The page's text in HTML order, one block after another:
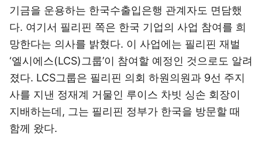
기금을 운용하는 한국수출입은행 관계자도 면담했
다. 여기서 필리핀 쪽은 한국 기업의 사업 참여를 희
망한다는 의사를 밝혔다. 이 사업에는 필리핀 재벌
‘엘시에스(LCS)그룹’이 참여할 예정인 것으로도 알려
졌다. LCS그룹은 필리핀 의회 하원의원과 9선 주지
사를 지낸 정재계 거물인 루이스 차빗 싱손 회장이
지배하는데, 그는 필리핀 정부가 한국을 방문할 때
함께 왔다.